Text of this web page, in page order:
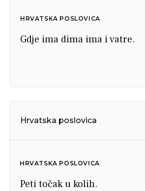
HRVATSKA POSLOVICA
Gdje ima dima ima i vatre.
Hrvatska poslovica
HRVATSKA POSLOVICA
Peti točak u kolih.